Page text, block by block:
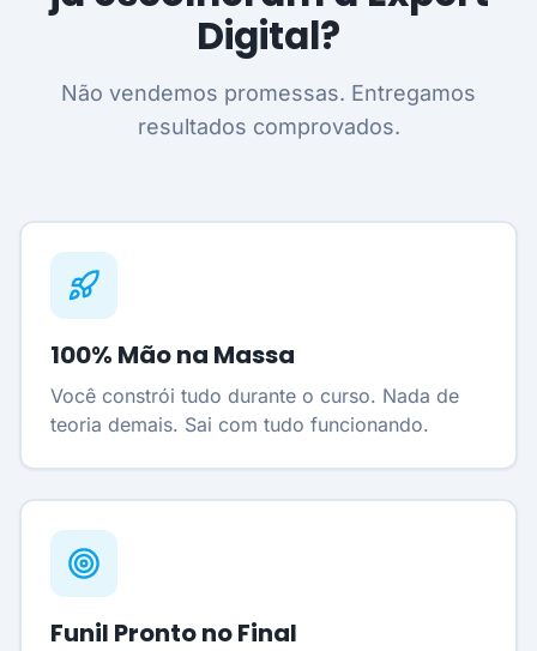
Digital?
Não vendemos promessas. Entregamos
resultados comprovados.
100% Mão na Massa
Você constrói tudo durante o curso. Nada de
teoria demais. Sai com tudo funcionando.
Funil Pronto no Final